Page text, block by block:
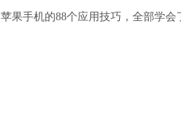
苹果手机的88个应用技巧，全部学会